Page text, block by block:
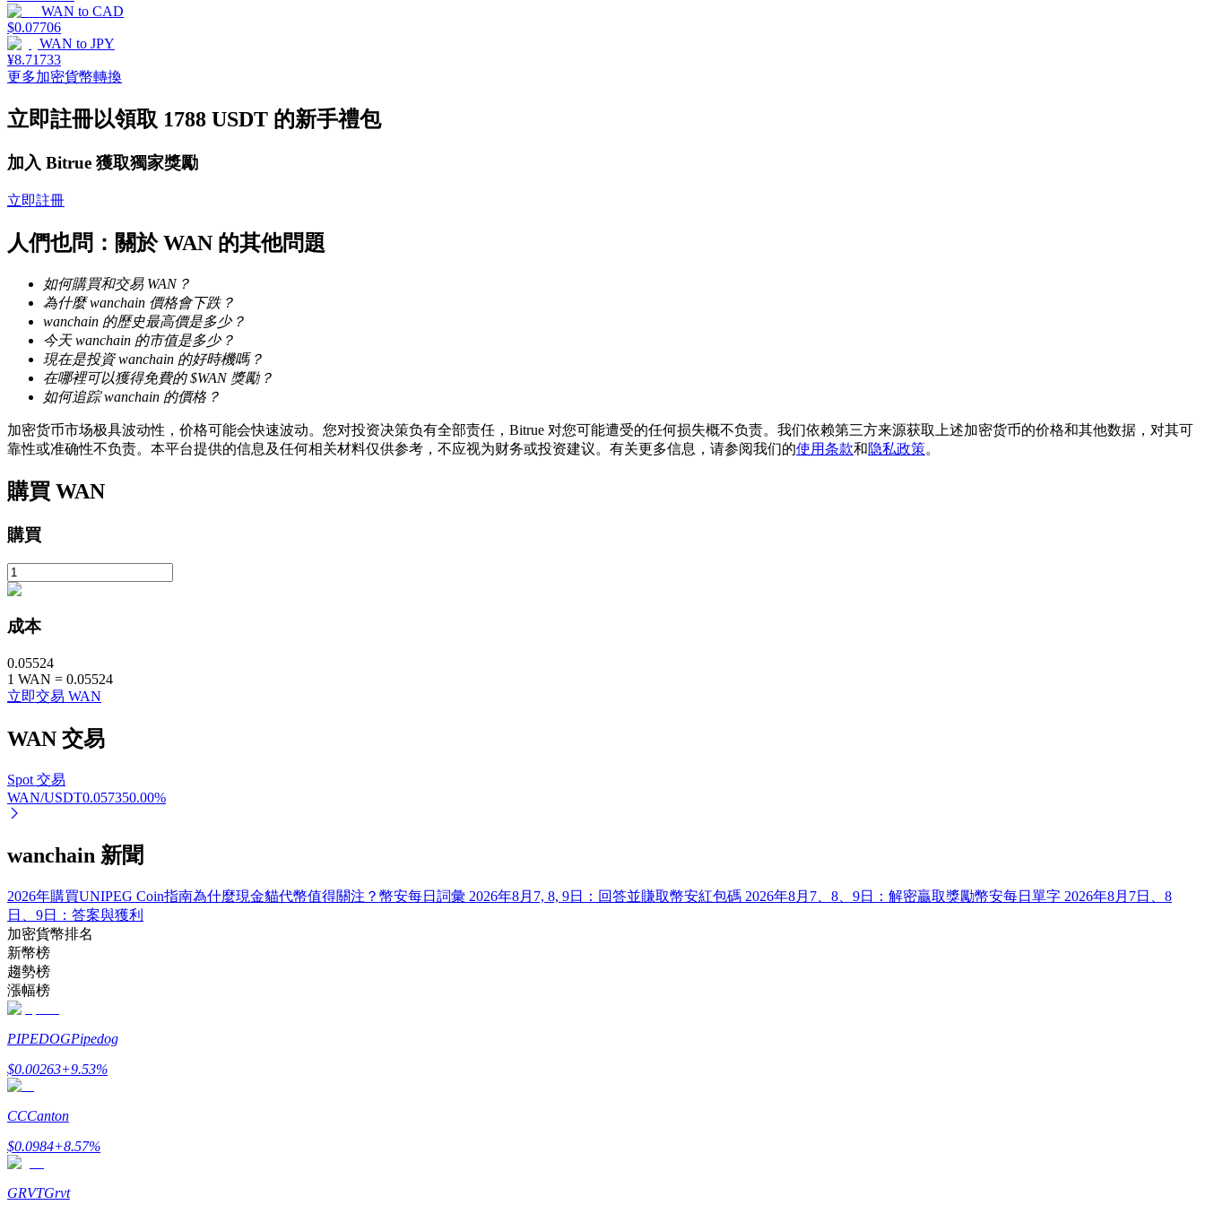
增值寶
使您的資產穩定增值
機槍池
活期質押獲得熱門資產
鎖倉BTR
輕鬆獲得多重福利
借貸寶
借貸數字貨幣，及時且安全的服務
WAN to CAD
$0.07706
WAN to JPY
¥8.71733
更多加密貨幣轉換
立即註冊以領取 1788 USDT 的新手禮包
加入 Bitrue 獲取獨家獎勵
立即註冊
人們也問：關於 WAN 的其他問題
如何購買和交易 WAN？
為什麼 wanchain 價格會下跌？
wanchain 的歷史最高價是多少？
今天 wanchain 的市值是多少？
現在是投資 wanchain 的好時機嗎？
在哪裡可以獲得免費的 $WAN 獎勵？
如何追踪 wanchain 的價格？
加密货币市场极具波动性，价格可能会快速波动。您对投资决策负有全部责任，Bitrue 对您可能遭受的任何损失概不负责。我们依赖第三方来源获取上述加密货币的价格和其他数据，对其可
靠性或准确性不负责。本平台提供的信息及任何相关材料仅供参考，不应视为财务或投资建议。有关更多信息，请参阅我们的使用条款和隐私政策。
購買 WAN
購買
成本
0.05524
1 WAN = 0.05524
立即交易 WAN
WAN 交易
Spot 交易
WAN/USDT0.057350.00%
wanchain 新聞
2026年購買UNIPEG Coin指南為什麼現金貓代幣值得關注？ 幣安每日詞彙 2026年8月7, 8, 9日：回答並賺取幣安紅包碼 2026年8月7、8、9日：解密贏取獎勵幣安每日單字 2026年8月7日、8
日、9日：答案與獲利
加密貨幣排名
新幣榜
趨勢榜
漲幅榜
PIPEDOGPipedog
$0.00263+9.53%
CCCanton
$0.0984+8.57%
GRVTGrvt